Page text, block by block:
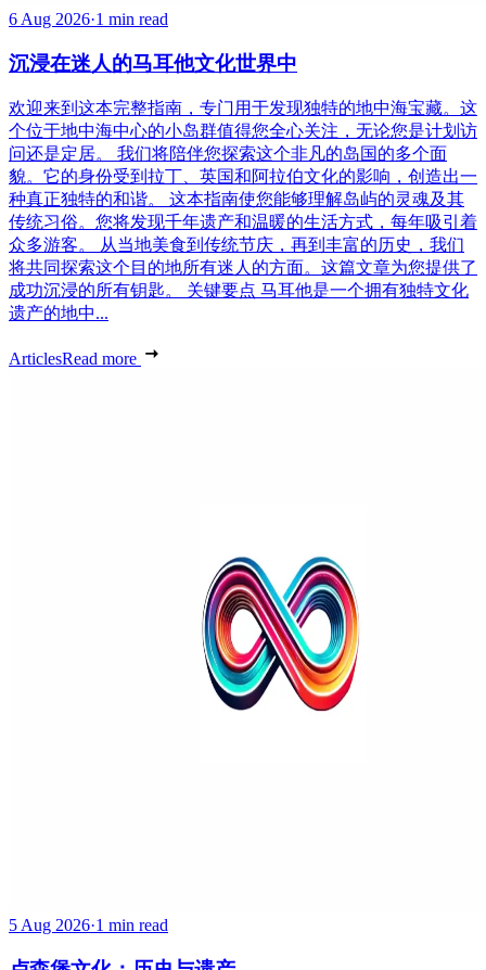
6 Aug 2026·1 min read
沉浸在迷人的马耳他文化世界中
欢迎来到这本完整指南，专门用于发现独特的地中海宝藏。这
个位于地中海中心的小岛群值得您全心关注，无论您是计划访
问还是定居。 我们将陪伴您探索这个非凡的岛国的多个面
貌。它的身份受到拉丁、英国和阿拉伯文化的影响，创造出一
种真正独特的和谐。 这本指南使您能够理解岛屿的灵魂及其
传统习俗。您将发现千年遗产和温暖的生活方式，每年吸引着
众多游客。 从当地美食到传统节庆，再到丰富的历史，我们
将共同探索这个目的地所有迷人的方面。这篇文章为您提供了
成功沉浸的所有钥匙。 关键要点 马耳他是一个拥有独特文化
遗产的地中...
ArticlesRead more
5 Aug 2026·1 min read